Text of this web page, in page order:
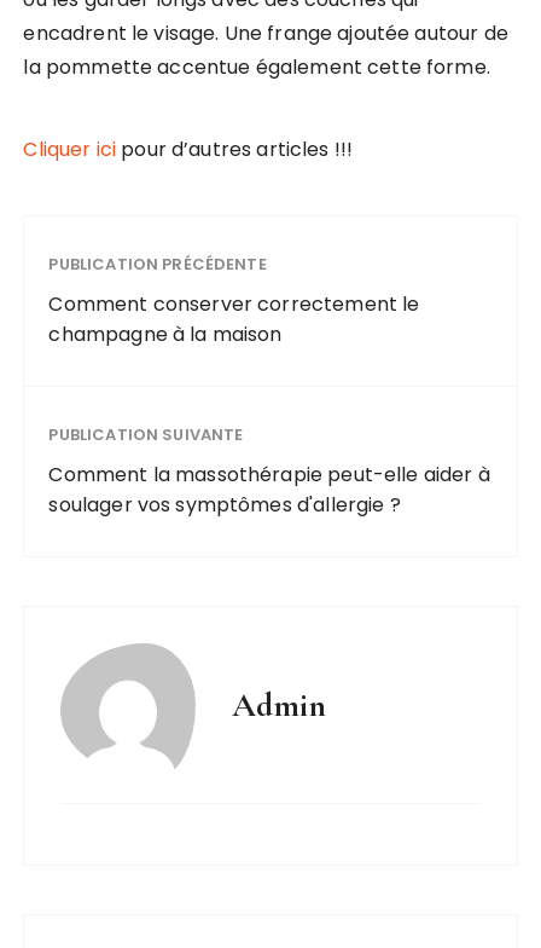
encadrent le visage. Une frange ajoutée autour de
la pommette accentue également cette forme.
Cliquer ici pour d’autres articles !!!
PUBLICATION PRÉCÉDENTE
Comment conserver correctement le
champagne à la maison
PUBLICATION SUIVANTE
Comment la massothérapie peut-elle aider à
soulager vos symptômes d'allergie ?
Admin